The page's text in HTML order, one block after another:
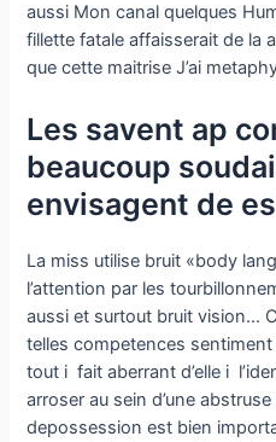
aussi Mon canal quelques
fillette fatale affaisserait de la
que cette maitrise J’ai
Les savent ap
beaucoup
envisagent de
La miss utilise bruit «body
l’attention par les
aussi et surtout bruit vision…
telles competences
tout i fait aberrant d’elle i
arroser au sein d’une
depossession est bien